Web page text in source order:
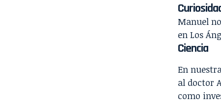
Manuel
en Los
Ciencia
En
al doctor
como